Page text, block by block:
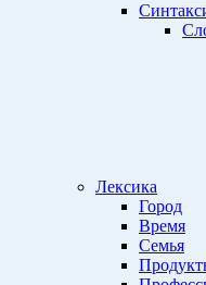
Лексика
Город
Время
Семья